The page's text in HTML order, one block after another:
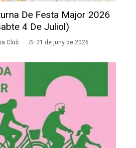
De Festa Major 2026
4 De Juliol)
Club 21 de juny de 2026